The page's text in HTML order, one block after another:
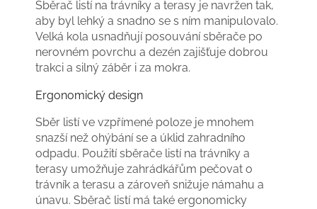
Sběrač listí na trávníky a terasy je navržen tak,
aby byl lehký a snadno se s ním manipulovalo.
Velká kola usnadňují posouvání sběrače po
nerovném povrchu a dezén zajišťuje dobrou
trakci a silný záběr i za mokra.
Ergonomický design
Sběr listí ve vzpřímené poloze je mnohem
snazší než ohýbání se a úklid zahradního
odpadu. Použití sběrače listí na trávníky a
terasy umožňuje zahrádkářům pečovat o
trávník a terasu a zároveň snižuje námahu a
únavu. Sběrač listí má také ergonomicky